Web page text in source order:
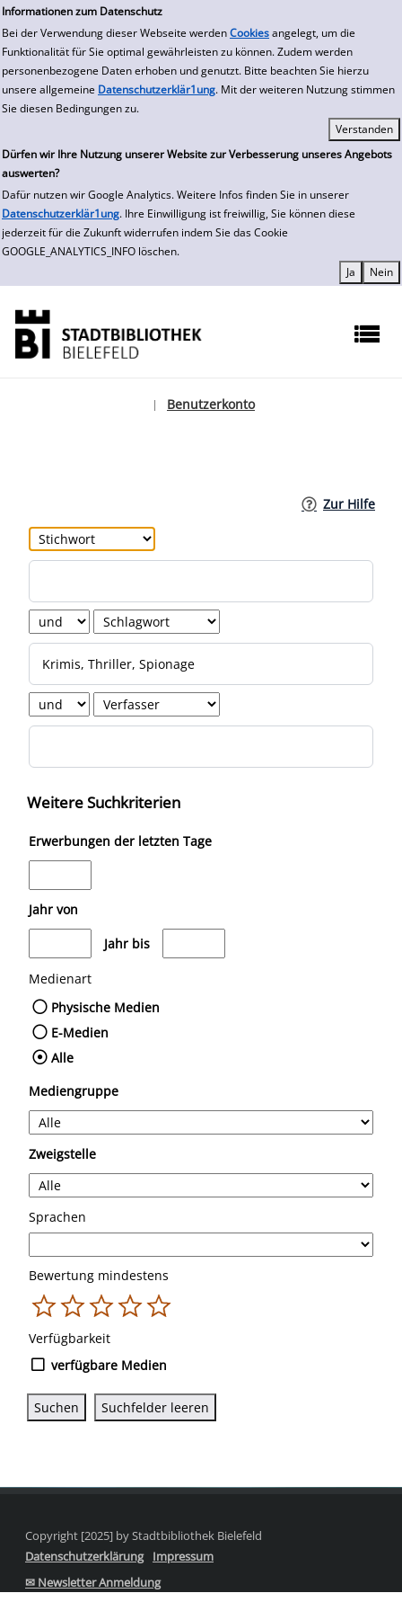
Informationen zum Datenschutz
Bei der Verwendung dieser Webseite werden Cookies angelegt, um die
Funktionalität für Sie optimal gewährleisten zu können. Zudem werden
personenbezogene Daten erhoben und genutzt. Bitte beachten Sie hierzu
unsere allgemeine Datenschutzerklär1ung. Mit der weiteren Nutzung stimmen
Sie diesen Bedingungen zu.
Dürfen wir Ihre Nutzung unserer Website zur Verbesserung unseres Angebots
auswerten?
Dafür nutzen wir Google Analytics. Weitere Infos finden Sie in unserer
Datenschutzerklär1ung. Ihre Einwilligung ist freiwillig, Sie können diese
jederzeit für die Zukunft widerrufen indem Sie das Cookie
GOOGLE_ANALYTICS_INFO löschen.
zur Navigation springen
zum Inhalt springen
Zur erweiterten Suche springen
Benutzerkonto
Zur Hilfe
Weitere Suchkriterien
Erwerbungen der letzten Tage
Jahr von
Medien anzeigen, die nach dem Jahr veröffentlicht wurden
Jahr bis
Medienart
Physische Medien
E-Medien
Alle
Mediengruppe
Zweigstelle
Sprachen
Bewertung mindestens
1 2 3
Verfügbarkeit
verfügbare Medien
Copyright [2025] by Stadtbibliothek Bielefeld
Datenschutzerklärung
Impressum
✉ Newsletter Anmeldung